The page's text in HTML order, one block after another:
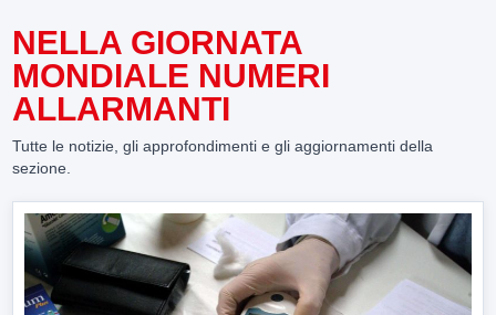
NELLA GIORNATA
MONDIALE NUMERI
ALLARMANTI
Tutte le notizie, gli approfondimenti e gli aggiornamenti della
sezione.